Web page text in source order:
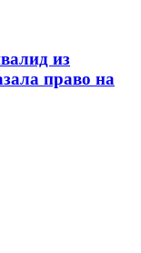
из
право на